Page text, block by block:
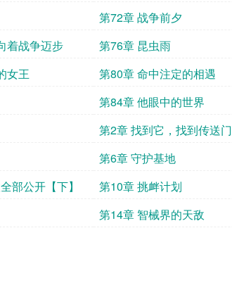
第72章 战争前夕
着战争迈步
第76章 昆虫雨
女王
第80章 命中注定的相遇
第84章 他眼中的世界
第2章 找到它，找到传送门
第6章 守护基地
部公开【下】
第10章 挑衅计划
第14章 智械界的天敌